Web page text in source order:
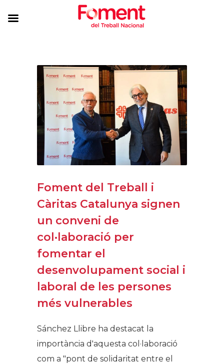
Foment del Treball i
Càritas Catalunya signen
un conveni de
col·laboració per
fomentar el
desenvolupament social i
laboral de les persones
més vulnerables
Sánchez Llibre ha destacat la
importància d'aquesta col·laboració
com a "pont de solidaritat entre el